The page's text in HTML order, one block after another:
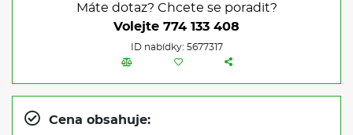
Máte dotaz? Chcete se poradit?
Volejte 774 133 408
ID nabídky: 5677317
Cena obsahuje: